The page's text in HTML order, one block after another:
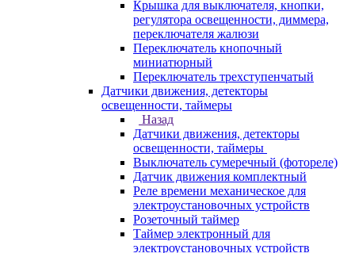
Крышка для выключателя, кнопки,
регулятора освещенности, диммера,
переключателя жалюзи
Переключатель кнопочный
миниатюрный
Переключатель трехступенчатый
Датчики движения, детекторы
освещенности, таймеры
Назад
Датчики движения, детекторы
освещенности, таймеры
Выключатель сумеречный (фотореле)
Датчик движения комплектный
Реле времени механическое для
электроустановочных устройств
Розеточный таймер
Таймер электронный для
электроустановочных устройств